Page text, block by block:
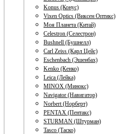
Konus (Конус)
Vixen Optics (Виксен Оптикс)
Моя Планета (Китай)
Celestron (Селестрон)
Bushnell (Бушнелл)
Carl Zeiss (Карл Цейс)
Eschenbach (Эшенбах)
Kenko (Кенко)
Leica (Лейка)
MINOX (Минокс)
Navigator (Навигатор)
Norbert (Норберт)
PENTAX (Пентакс)
STURMAN (Штурман)
Tasco (Таско)